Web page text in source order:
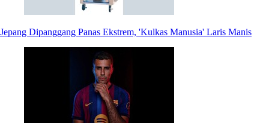
Jepang Dipanggang Panas Ekstrem, 'Kulkas Manusia' Laris Manis